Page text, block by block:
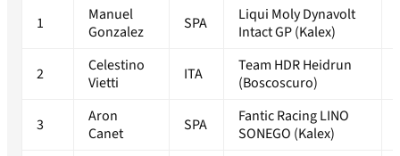
1
Manuel
Gonzalez
SPA
Liqui Moly Dynavolt
Intact GP (Kalex)
2
Celestino
Vietti
ITA
Team HDR Heidrun
(Boscoscuro)
3
Aron
Canet
SPA
Fantic Racing LINO
SONEGO (Kalex)